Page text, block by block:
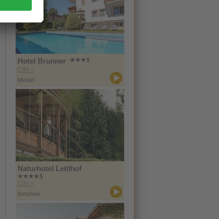
Hotel Brunner
CIN +
Meran
Naturhotel Leitlhof
CIN +
Innichen